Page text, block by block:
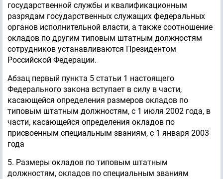
государственной службы и квалификационным
разрядам государственных служащих федеральных
органов исполнительной власти, а также соотношение
окладов по другим типовым штатным должностям
сотрудников устанавливаются Президентом
Российской Федерации.
Абзац первый пункта 5 статьи 1 настоящего
Федерального закона вступает в силу в части,
касающейся определения размеров окладов по
типовым штатным должностям, с 1 июля 2002 года, в
части, касающейся определения окладов по
присвоенным специальным званиям, с 1 января 2003
года
5. Размеры окладов по типовым штатным
должностям, окладов по специальным званиям